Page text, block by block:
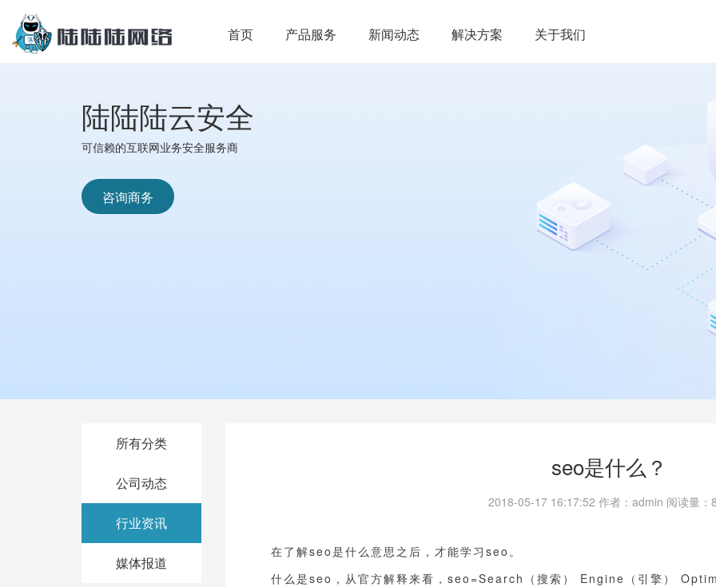
首页 产品服务 新闻动态 解决方案 关于我们
陆陆陆云安全
可信赖的互联网业务安全服务商
咨询商务
所有分类
公司动态
行业资讯
媒体报道
seo是什么？
2018-05-17 16:17:52 作者：admin 阅读量：
在了解seo是什么意思之后，才能学习seo。
什么是seo，从官方解释来看，seo=Search（搜索） Engine（引擎）